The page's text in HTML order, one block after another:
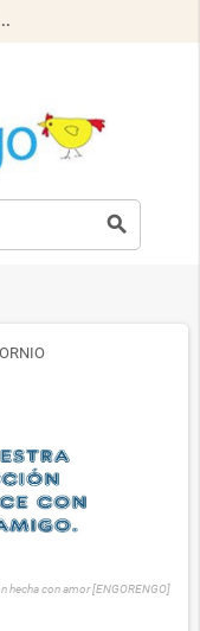
search
hecha con amor [ENGORENGO]